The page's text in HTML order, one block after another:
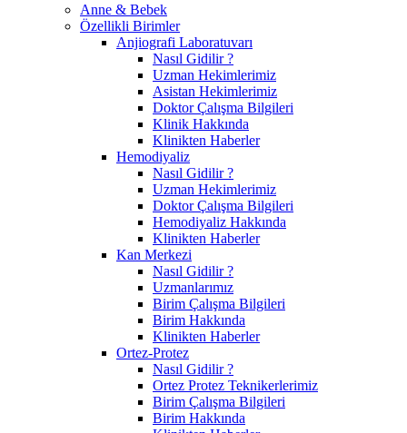
Anne & Bebek
Özellikli Birimler
Anjiografi Laboratuvarı
Nasıl Gidilir ?
Uzman Hekimlerimiz
Asistan Hekimlerimiz
Doktor Çalışma Bilgileri
Klinik Hakkında
Klinikten Haberler
Hemodiyaliz
Nasıl Gidilir ?
Uzman Hekimlerimiz
Doktor Çalışma Bilgileri
Hemodiyaliz Hakkında
Klinikten Haberler
Kan Merkezi
Nasıl Gidilir ?
Uzmanlarımız
Birim Çalışma Bilgileri
Birim Hakkında
Klinikten Haberler
Ortez-Protez
Nasıl Gidilir ?
Ortez Protez Teknikerlerimiz
Birim Çalışma Bilgileri
Birim Hakkında